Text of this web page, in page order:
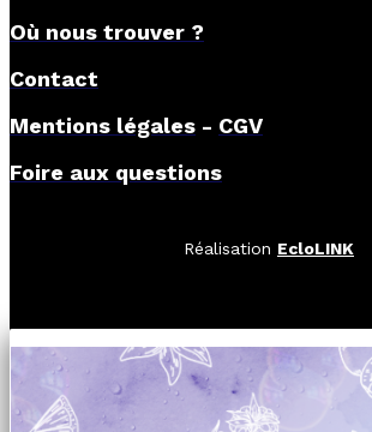
Où nous trouver ?
Contact
Mentions légales - CGV
Foire aux questions
Réalisation EcloLINK